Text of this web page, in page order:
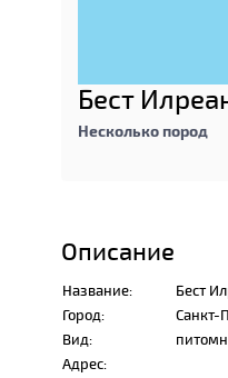
Бест
Несколько пород
Описание
Название:
Бест
Город:
Санкт-
Вид:
Адрес: